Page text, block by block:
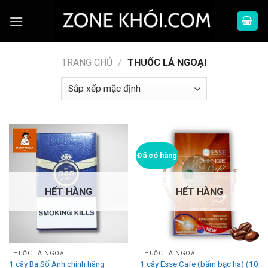
TRANG CHỦ / THUỐC LÁ NGOẠI
HẾT HÀNG
THUỐC LÁ NGOẠI
1 cây Ba Số Anh chính hãng
Đã có hàng
HẾT HÀNG
THUỐC LÁ NGOẠI
1 cây Esse Cafe (bấm bạc hà) (10